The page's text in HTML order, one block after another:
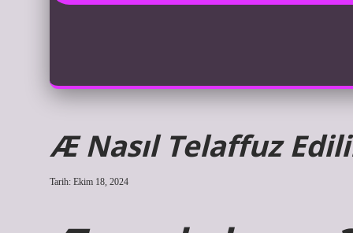
Æ Nasıl Telaffuz
Tarih: Ekim 18, 2024